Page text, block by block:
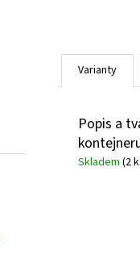
Varianty
Popis a
Skladem (2